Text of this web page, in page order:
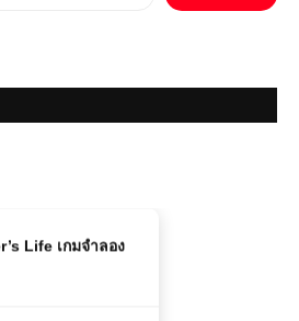
Life เกมจำลอง